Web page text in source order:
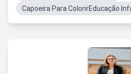
Capoeira Para ColorirEducação